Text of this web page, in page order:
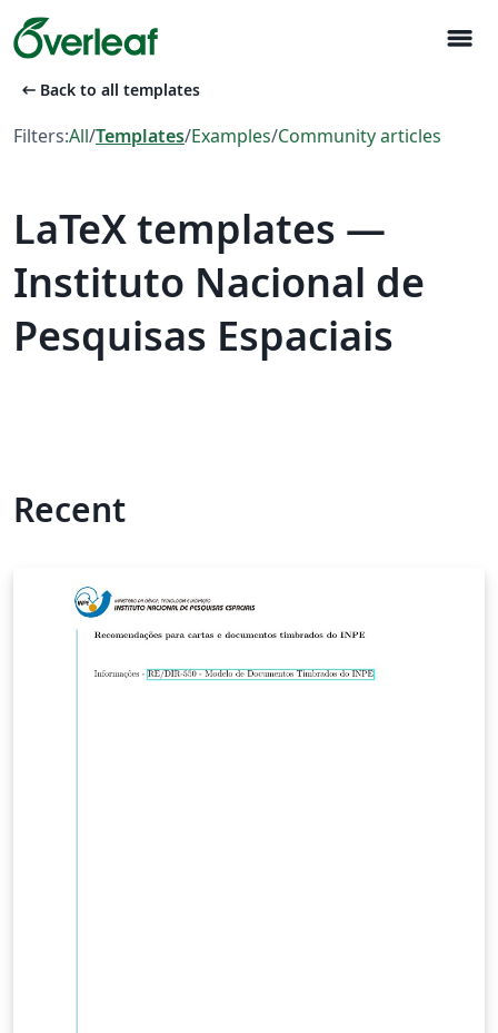
menu
arrow_left_alt Back to all templates
Filters:All/Templates/Examples/Community articles
LaTeX templates —
Instituto Nacional de
Pesquisas Espaciais
Recent